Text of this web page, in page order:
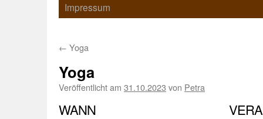
Impressum
← Yoga
Yoga
Veröffentlicht am 31.10.2023 von Petra
WANN